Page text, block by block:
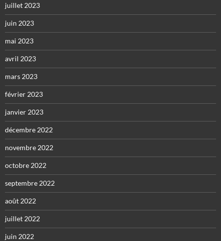
juillet 2023
juin 2023
mai 2023
avril 2023
mars 2023
février 2023
janvier 2023
décembre 2022
novembre 2022
octobre 2022
septembre 2022
août 2022
juillet 2022
juin 2022